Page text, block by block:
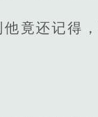
竟还记得